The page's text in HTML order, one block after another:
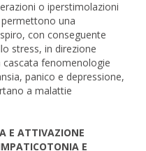
o iperstimolazioni
una
con conseguente
stress, in direzione
fenomenologie
panico e depressione,
a malattie
E ATTIVAZIONE
E